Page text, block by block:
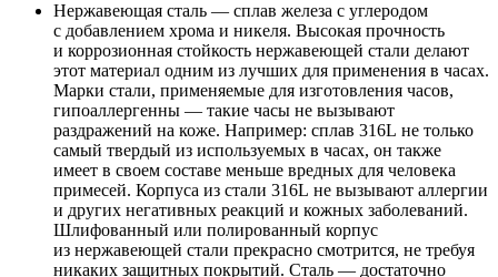
Нержавеющая сталь — сплав железа с углеродом
с добавлением хрома и никеля. Высокая прочность
и коррозионная стойкость нержавеющей стали делают
этот материал одним из лучших для применения в часах.
Марки стали, применяемые для изготовления часов,
гипоаллергенны — такие часы не вызывают
раздражений на коже. Например: сплав 316L не только
самый твердый из используемых в часах, он также
имеет в своем составе меньше вредных для человека
примесей. Корпуса из стали 316L не вызывают аллергии
и других негативных реакций и кожных заболеваний.
Шлифованный или полированный корпус
из нержавеющей стали прекрасно смотрится, не требуя
никаких защитных покрытий. Сталь — достаточно